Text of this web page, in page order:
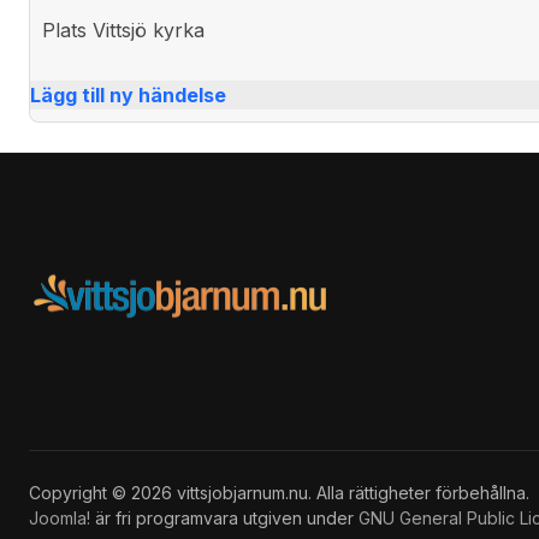
Plats Vittsjö kyrka
Lägg till ny händelse
Copyright © 2026 vittsjobjarnum.nu. Alla rättigheter förbehållna.
Joomla! är fri programvara utgiven under GNU General Public